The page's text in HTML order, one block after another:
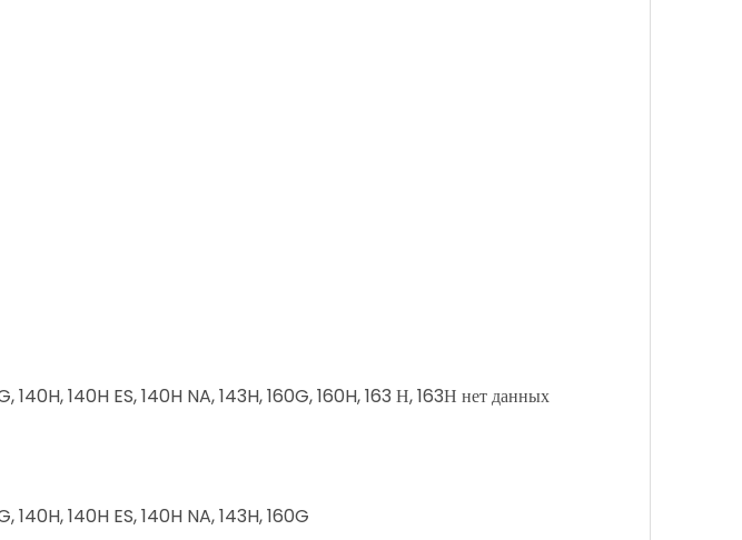
140H, 140H ES, 140H NA, 143H, 160G, 160H, 163 Н, 163Н нет данных
140H, 140H ES, 140H NA, 143H, 160G